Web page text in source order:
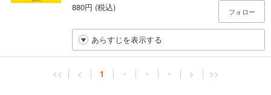
880円 (税込)
フォロー
あらすじを表示する
<< < 1 ・ ・ ・ > >>